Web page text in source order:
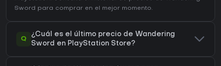
Sword para comprar en el mejor momento.
Q
¿Cuál es el último precio de Wandering
Sword en PlayStation Store?